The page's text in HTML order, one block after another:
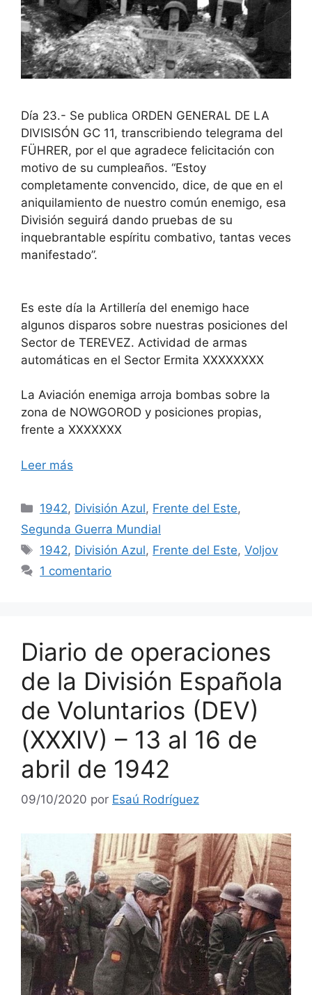
Día 23.- Se publica ORDEN GENERAL DE LA
DIVISISÓN GC 11, transcribiendo telegrama del
FÜHRER, por el que agradece felicitación con
motivo de su cumpleaños. “Estoy
completamente convencido, dice, de que en el
aniquilamiento de nuestro común enemigo, esa
División seguirá dando pruebas de su
inquebrantable espíritu combativo, tantas veces
manifestado”.
Es este día la Artillería del enemigo hace
algunos disparos sobre nuestras posiciones del
Sector de TEREVEZ. Actividad de armas
automáticas en el Sector Ermita XXXXXXXX
La Aviación enemiga arroja bombas sobre la
zona de NOWGOROD y posiciones propias,
frente a XXXXXXX
Leer más
Categorías
1942, División Azul, Frente del Este,
Segunda Guerra Mundial
Etiquetas
1942, División Azul, Frente del Este,Voljov
1 comentario
Diario de operaciones
de la División Española
de Voluntarios (DEV)
(XXXIV) – 13 al 16 de
abril de 1942
09/10/2020 por Esaú Rodríguez